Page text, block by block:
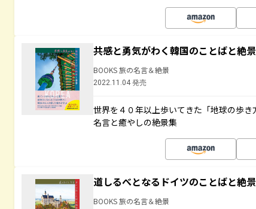
共感と勇気がわく韓国のことばと絶
BOOKS 旅の名言＆絶景
2022.11.04 発売
世界を４０年以上歩いてきた「地球の歩
名言と癒やしの絶景集
道しるべとなるドイツのことばと絶
BOOKS 旅の名言＆絶景